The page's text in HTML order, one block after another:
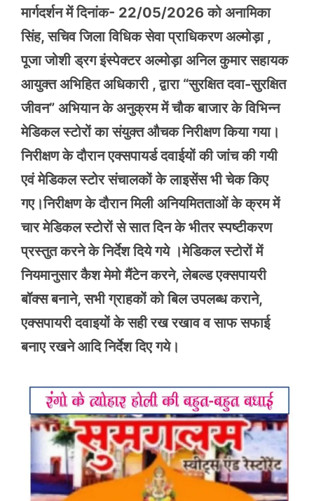
मार्गदर्शन में दिनांक- 22/05/2026 को अनामिका
सिंह, सचिव जिला विधिक सेवा प्राधिकरण अल्मोड़ा ,
पूजा जोशी ड्रग इंस्पेक्टर अल्मोड़ा अनिल कुमार सहायक
आयुक्त अभिहित अधिकारी , द्वारा “सुरक्षित दवा-सुरक्षित
जीवन” अभियान के अनुक्रम में चौक बाजार के विभिन्न
मेडिकल स्टोरों का संयुक्त औचक निरीक्षण किया गया।
निरीक्षण के दौरान एक्सपायर्ड दवाईयों की जांच की गयी
एवं मेडिकल स्टोर संचालकों के लाइसेंस भी चेक किए
गए।निरीक्षण के दौरान मिली अनियमितताओं के क्रम में
चार मेडिकल स्टोरों से सात दिन के भीतर स्पष्टीकरण
प्रस्तुत करने के निर्देश दिये गये ।मेडिकल स्टोरों में
नियमानुसार कैश मेमो मैंटेन करने, लेबल्ड एक्सपायरी
बॉक्स बनाने, सभी ग्राहकों को बिल उपलब्ध कराने,
एक्सपायरी दवाइयों के सही रख रखाव व साफ सफाई
बनाए रखने आदि निर्देश दिए गये।